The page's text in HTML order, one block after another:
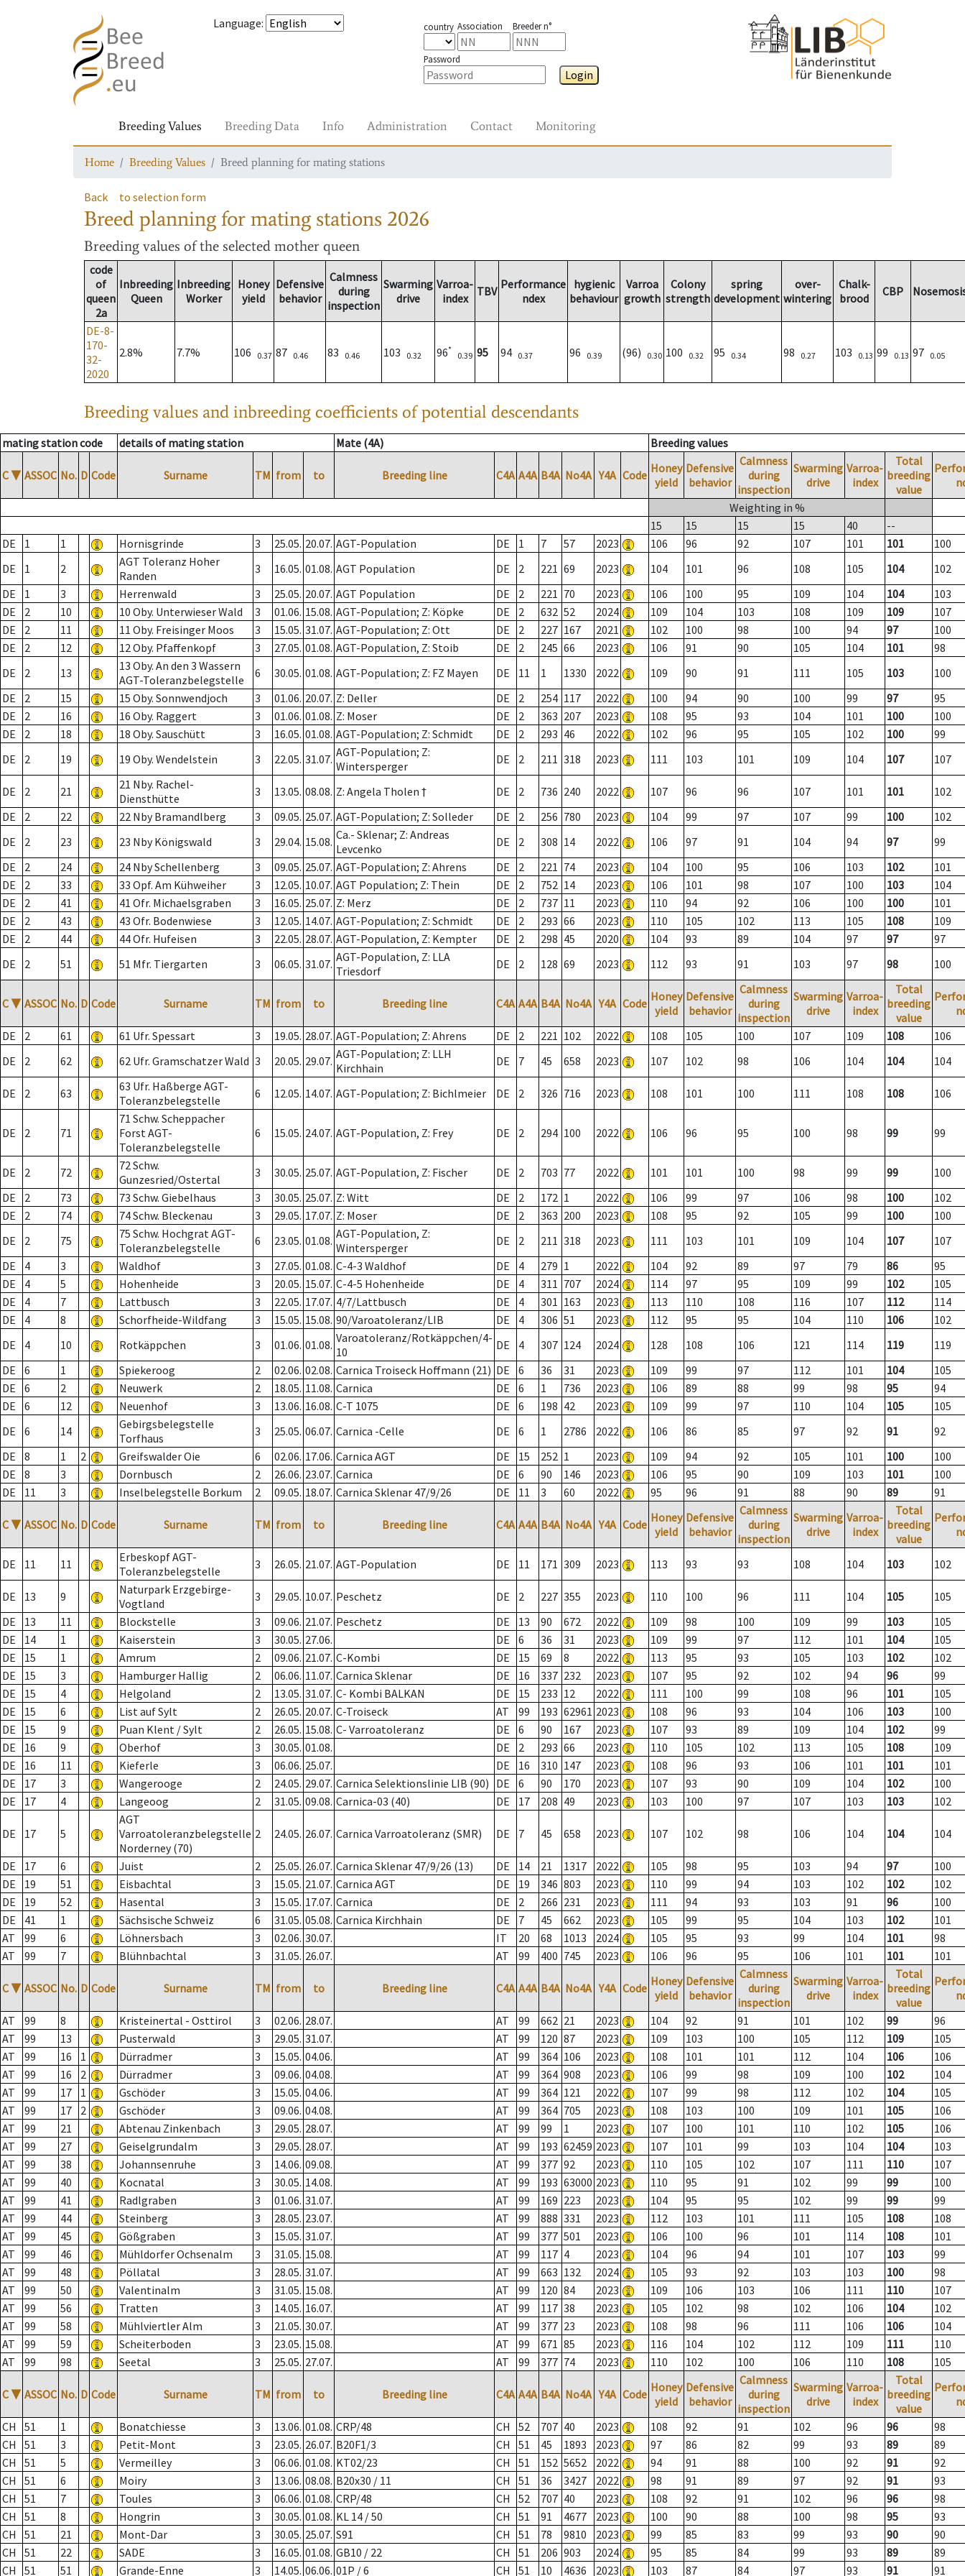
Language: country Association Breeder n°
Password
Login
Breeding Values Breeding Data Info Administration Contact Monitoring
Home Breeding Values Breed planning for mating stations
Back to selection form
Breed planning for mating stations 2026
Breeding values of the selected mother queen
code
of
queen
2a
Inbreeding
Queen
Inbreeding
Worker
Honey
yield
Defensive
behavior
Calmness
during
inspection
Swarming
drive
Varroa-
index
TBV Performance
ndex
hygienic
behaviour
Varroa
growth
Colony
strength
spring
development
over-
wintering
Chalk-
brood
CBP
DE-8-
170-
32-
2020
2.8% 7.7% 106 0.37 87 0.46 83 0.46 103 0.32 96*
0.39 95 94 0.37 96 0.39 (96) 0.30 100 0.32 95 0.34 98 0.27 103 0.13 99 0.13 97 0.05
Breeding values and inbreeding coefficients of potential descendants
mating station code details of mating station Mate (4A) Breeding values
C ▼ ASSOC No. D Code Surname TM from to Breeding line C4A A4A B4A No4A Y4A Code Honey
yield
Defensive
behavior
Calmness
during
inspection
Swarming
drive
Varroa-
index
Total
breeding
value
Weighting in %
15
15 15 15 40
--
DE
1 1 Hornisgrinde 3 25.05. 20.07. AGT-Population DE 1 7 57 2023 106 96 92 107 101 101
100
DE
1 2
AGT Toleranz Hoher
Randen
3 16.05. 01.08. AGT Population DE 2 221 69 2023 104 101 96 108 105 104
102
DE
1 3 Herrenwald 3 25.05. 20.07. AGT Population DE 2 221 70 2023 106 100 95 109 104 104
103
DE
2 10 10 Oby. Unterwieser Wald 3 01.06. 15.08. AGT-Population; Z: Köpke DE 2 632 52 2024 109 104 103 108 109 109
107
DE
2 11 11 Oby. Freisinger Moos 3 15.05. 31.07. AGT-Population; Z: Ott DE 2 227 167 2021 102 100 98 100 94 97
100
DE
2 12 12 Oby. Pfaffenkopf 3 27.05. 01.08. AGT-Population, Z: Stoib DE 2 245 66 2023 106 91 90 105 104 101
98
DE
2 13
13 Oby. An den 3 Wassern
AGT-Toleranzbelegstelle
6 30.05. 01.08. AGT-Population; Z: FZ Mayen DE 11 1 1330 2022 109 90 91 111 105 103
100
DE
2 15 15 Oby. Sonnwendjoch 3 01.06. 20.07. Z: Deller DE 2 254 117 2022 100 94 90 100 99 97
95
DE
2 16 16 Oby. Raggert 3 01.06. 01.08. Z: Moser DE 2 363 207 2023 108 95 93 104 101 100
100
DE
2 18 18 Oby. Sauschütt 3 16.05. 01.08. AGT-Population; Z: Schmidt DE 2 293 46 2022 102 96 95 105 102 100
99
DE
2 19 19 Oby. Wendelstein 3 22.05. 31.07. AGT-Population; Z:
Wintersperger
DE 2 211 318 2023 111 103 101 109 104 107 107
DE 2 21
21 Nby. Rachel-
Diensthütte
3 13.05. 08.08. Z: Angela Tholen † DE 2 736 240 2022 107 96 96 107 101 101
102
DE
2 22 22 Nby Bramandlberg 3 09.05. 25.07. AGT-Population; Z: Solleder DE 2 256 780 2023 104 99 97 107 99 100
102
DE
2 23 23 Nby Königswald 3 29.04. 15.08. Ca.- Sklenar; Z: Andreas
Levcenko
DE 2 308 14 2022 106 97 91 104 94 97
99
DE
2 24 24 Nby Schellenberg 3 09.05. 25.07. AGT-Population; Z: Ahrens DE 2 221 74 2023 104 100 95 106 103 102
101
DE
2 33 33 Opf. Am Kühweiher 3 12.05. 10.07. AGT Population; Z: Thein DE 2 752 14 2023 106 101 98 107 100 103
104
DE
2 41 41 Ofr. Michaelsgraben 3 16.05. 25.07. Z: Merz DE 2 737 11 2023 110 94 92 106 100 100
101
DE
2 43 43 Ofr. Bodenwiese 3 12.05. 14.07. AGT-Population; Z: Schmidt DE 2 293 66 2023 110 105 102 113 105 108
109
DE
2 44 44 Ofr. Hufeisen 3 22.05. 28.07. AGT-Population, Z: Kempter DE 2 298 45 2020 104 93 89 104 97 97
97
DE
2 51 51 Mfr. Tiergarten 3 06.05. 31.07. AGT-Population, Z: LLA
Triesdorf
DE 2 128 69 2023 112 93 91 103 97 98 100
C ▼ ASSOC No. D Code Surname TM from to Breeding line C4A A4A B4A No4A Y4A Code Honey
yield
Defensive
behavior
Calmness
during
inspection
Swarming
drive
Varroa-
index
Total
breeding
value
DE
2 61 61 Ufr. Spessart 3 19.05. 28.07. AGT-Population; Z: Ahrens DE 2 221 102 2022 108 105 100 107 109 108
106
DE
2 62 62 Ufr. Gramschatzer Wald 3 20.05. 29.07. AGT-Population; Z: LLH
Kirchhain
DE 7 45 658 2023 107 102 98 106 104 104 104
DE 2 63
63 Ufr. Haßberge AGT-
Toleranzbelegstelle
6 12.05. 14.07. AGT-Population; Z: Bichlmeier DE 2 326 716 2023 108 101 100 111 108 108 106
DE 2 71
71 Schw. Scheppacher
Forst AGT-
Toleranzbelegstelle
6 15.05. 24.07. AGT-Population, Z: Frey DE 2 294 100 2022 106 96 95 100 98 99 99
DE 2 72
72 Schw.
Gunzesried/Ostertal
3 30.05. 25.07. AGT-Population, Z: Fischer DE 2 703 77 2022 101 101 100 98 99 99
100
DE
2 73 73 Schw. Giebelhaus 3 30.05. 25.07. Z: Witt DE 2 172 1 2022 106 99 97 106 98 100
102
DE
2 74 74 Schw. Bleckenau 3 29.05. 17.07. Z: Moser DE 2 363 200 2023 108 95 92 105 99 100
100
DE
2 75
75 Schw. Hochgrat AGT-
Toleranzbelegstelle
6 23.05. 01.08. AGT-Population, Z:
Wintersperger
DE 2 211 318 2023 111 103 101 109 104 107
107
DE
4 3 Waldhof 3 27.05. 01.08. C-4-3 Waldhof DE 4 279 1 2022 104 92 89 97 79 86
95
DE
4 5 Hohenheide 3 20.05. 15.07. C-4-5 Hohenheide DE 4 311 707 2024 114 97 95 109 99 102
105
DE
4 7 Lattbusch 3 22.05. 17.07. 4/7/Lattbusch DE 4 301 163 2023 113 110 108 116 107 112
114
DE
4 8 Schorfheide-Wildfang 3 15.05. 15.08. 90/Varoatoleranz/LIB DE 4 306 51 2023 112 95 95 104 110 106
102
DE
4 10 Rotkäppchen 3 01.06. 01.08. Varoatoleranz/Rotkäppchen/4-
10
DE 4 307 124 2024 128 108 106 121 114 119
119
DE
6 1 Spiekeroog 2 02.06. 02.08. Carnica Troiseck Hoffmann (21) DE 6 36 31 2023 109 99 97 112 101 104
105
DE
6 2 Neuwerk 2 18.05. 11.08. Carnica DE 6 1 736 2023 106 89 88 99 98 95
94
DE
6 12 Neuenhof 3 13.06. 16.08. C-T 1075 DE 6 198 42 2023 109 99 97 110 104 105
105
DE
6 14
Gebirgsbelegstelle
Torfhaus
3 25.05. 06.07. Carnica -Celle DE 6 1 2786 2022 106 86 85 97 92 91
92
DE
8 1 2 Greifswalder Oie 6 02.06. 17.06. Carnica AGT DE 15 252 1 2023 109 94 92 105 101 100
100
DE
8 3 Dornbusch 2 26.06. 23.07. Carnica DE 6 90 146 2023 106 95 90 109 103 101
100
DE
11 3 Inselbelegstelle Borkum 2 09.05. 18.07. Carnica Sklenar 47/9/26 DE 11 3 60 2022 95 96 91 88 90 89 91
C ▼ ASSOC No. D Code Surname TM from to Breeding line C4A A4A B4A No4A Y4A Code Honey
yield
Defensive
behavior
Calmness
during
inspection
Swarming
drive
Varroa-
index
Total
breeding
value
DE 11 11
Erbeskopf AGT-
Toleranzbelegstelle
3 26.05. 21.07. AGT-Population DE 11 171 309 2023 113 93 93 108 104 103 102
DE 13 9
Naturpark Erzgebirge-
Vogtland
3 29.05. 10.07. Peschetz DE 2 227 355 2023 110 100 96 111 104 105
105
DE
13 11 Blockstelle 3 09.06. 21.07. Peschetz DE 13 90 672 2022 109 98 100 109 99 103
105
DE
14 1 Kaiserstein 3 30.05. 27.06. DE 6 36 31 2023 109 99 97 112 101 104
105
DE
15 1 Amrum 2 09.06. 21.07. C-Kombi DE 15 69 8 2022 113 95 93 105 103 102
102
DE
15 3 Hamburger Hallig 2 06.06. 11.07. Carnica Sklenar DE 16 337 232 2023 107 95 92 102 94 96
99
DE
15 4 Helgoland 2 13.05. 31.07. C- Kombi BALKAN DE 15 233 12 2022 111 100 99 108 96 101
105
DE
15 6 List auf Sylt 2 26.05. 20.07. C-Troiseck AT 99 193 62961 2023 108 96 93 104 106 103
100
DE
15 9 Puan Klent / Sylt 2 26.05. 15.08. C- Varroatoleranz DE 6 90 167 2023 107 93 89 109 104 102
99
DE
16 9 Oberhof 3 30.05. 01.08. DE 2 293 66 2023 110 105 102 113 105 108
109
DE
16 11 Kieferle 3 06.06. 25.07. DE 16 310 147 2023 108 96 93 106 101 101
101
DE
17 3 Wangerooge 2 24.05. 29.07. Carnica Selektionslinie LIB (90) DE 6 90 170 2023 107 93 90 109 104 102
100
DE
17 4 Langeoog 2 31.05. 09.08. Carnica-03 (40) DE 17 208 49 2023 103 100 97 107 103 103 102
DE 17 5
AGT
Varroatoleranzbelegstelle
Norderney (70)
2 24.05. 26.07. Carnica Varroatoleranz (SMR) DE 7 45 658 2023 107 102 98 106 104 104 104
DE 17 6 Juist 2 25.05. 26.07. Carnica Sklenar 47/9/26 (13) DE 14 21 1317 2022 105 98 95 103 94 97
100
DE
19 51 Eisbachtal 3 15.05. 21.07. Carnica AGT DE 19 346 803 2023 110 99 94 103 102 102
102
DE
19 52 Hasental 3 15.05. 17.07. Carnica DE 2 266 231 2023 111 94 93 103 91 96
100
DE
41 1 Sächsische Schweiz 6 31.05. 05.08. Carnica Kirchhain DE 7 45 662 2023 105 99 95 104 103 102
101
AT
99 6 Löhnersbach 3 02.06. 30.07. IT 20 68 1013 2024 105 95 93 99 104 101
98
AT
99 7 Blühnbachtal 3 31.05. 26.07. AT 99 400 745 2023 106 96 95 106 101 101 101
C ▼ ASSOC No. D Code Surname TM from to Breeding line C4A A4A B4A No4A Y4A Code Honey
yield
Defensive
behavior
Calmness
during
inspection
Swarming
drive
Varroa-
index
Total
breeding
value
AT
99 8 Kristeinertal - Osttirol 3 02.06. 28.07. AT 99 662 21 2023 104 92 91 101 102 99
96
AT
99 13 Pusterwald 3 29.05. 31.07. AT 99 120 87 2023 109 103 100 105 112 109
105
AT
99 16 1 Dürradmer 3 15.05. 04.06. AT 99 364 106 2023 108 101 101 112 104 106
106
AT
99 16 2 Dürradmer 3 09.06. 04.08. AT 99 364 908 2023 106 99 98 109 100 102
104
AT
99 17 1 Gschöder 3 15.05. 04.06. AT 99 364 121 2022 107 99 98 112 102 104
105
AT
99 17 2 Gschöder 3 09.06. 04.08. AT 99 364 705 2023 108 103 100 109 101 105
106
AT
99 21 Abtenau Zinkenbach 3 29.05. 28.07. AT 99 99 1 2023 107 100 101 110 102 105
106
AT
99 27 Geiselgrundalm 3 29.05. 28.07. AT 99 193 62459 2023 107 101 99 103 104 104
103
AT
99 38 Johannsenruhe 3 14.06. 09.08. AT 99 377 92 2023 110 105 102 107 111 110
107
AT
99 40 Kocnatal 3 30.05. 14.08. AT 99 193 63000 2023 110 95 91 102 99 99
100
AT
99 41 Radlgraben 3 01.06. 31.07. AT 99 169 223 2023 104 95 95 102 99 99
99
AT
99 44 Steinberg 3 28.05. 23.07. AT 99 888 331 2023 112 103 101 111 105 108
108
AT
99 45 Gößgraben 3 15.05. 31.07. AT 99 377 501 2023 106 100 96 101 114 108
101
AT
99 46 Mühldorfer Ochsenalm 3 31.05. 15.08. AT 99 117 4 2023 104 96 94 101 107 103
99
AT
99 48 Pöllatal 3 28.05. 31.07. AT 99 663 132 2024 105 93 92 103 103 100
98
AT
99 50 Valentinalm 3 31.05. 15.08. AT 99 120 84 2023 109 106 103 106 111 110
107
AT
99 56 Tratten 3 14.05. 16.07. AT 99 117 38 2023 105 102 98 102 106 104
102
AT
99 58 Mühlviertler Alm 3 21.05. 30.07. AT 99 377 23 2023 108 98 96 111 106 106
104
AT
99 59 Scheiterboden 3 23.05. 15.08. AT 99 671 85 2023 116 104 102 112 109 111
110
AT
99 98 Seetal 3 25.05. 27.07. AT 99 377 74 2023 110 102 100 106 110 108 105
C ▼ ASSOC No. D Code Surname TM from to Breeding line C4A A4A B4A No4A Y4A Code Honey
yield
Defensive
behavior
Calmness
during
inspection
Swarming
drive
Varroa-
index
Total
breeding
value
CH
51 1 Bonatchiesse 3 13.06. 01.08. CRP/48 CH 52 707 40 2023 108 92 91 102 96 96
98
CH
51 3 Petit-Mont 3 23.05. 26.07. B20F1/3 CH 51 45 1893 2023 97 86 82 99 93 89
89
CH
51 5 Vermeilley 3 06.06. 01.08. KT02/23 CH 51 152 5652 2022 94 91 88 100 92 91
92
CH
51 6 Moiry 3 13.06. 08.08. B20x30 / 11 CH 51 36 3427 2022 98 91 89 97 92 91
93
CH
51 7 Toules 3 06.06. 01.08. CRP/48 CH 52 707 40 2023 108 92 91 102 96 96
98
CH
51 8 Hongrin 3 30.05. 01.08. KL 14 / 50 CH 51 91 4677 2023 100 90 88 100 98 95
93
CH
51 21 Mont-Dar 3 30.05. 25.07. S91 CH 51 78 9810 2023 99 85 83 99 93 90
90
CH
51 22 SADE 3 16.05. 01.08. GB10 / 22 CH 51 206 903 2024 95 85 84 99 93 89
89
CH
51 51 Grande-Enne 3 14.05. 06.06. 01P / 6 CH 51 10 4636 2023 103 87 84 97 93 91 91